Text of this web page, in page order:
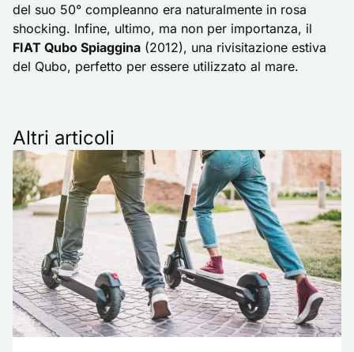
del suo 50° compleanno era naturalmente in rosa
shocking. Infine, ultimo, ma non per importanza, il
FIAT Qubo Spiaggina (2012), una rivisitazione estiva
del Qubo, perfetto per essere utilizzato al mare.
Altri articoli